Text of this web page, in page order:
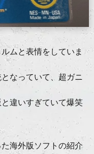
ムと表情をしていま
なっていて、超ガニ
違いすぎていて爆笑
海外版ソフトの紹介